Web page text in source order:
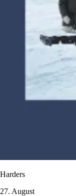
Harders
27. August